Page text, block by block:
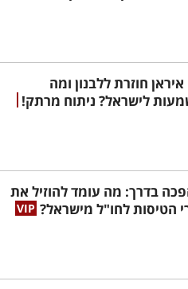
חוזרת ללבנון ומה
לישראל? ניתוח מרתק!
בדרך: מה עומד להוזיל את
הטיסות לחו"ל מישראל?